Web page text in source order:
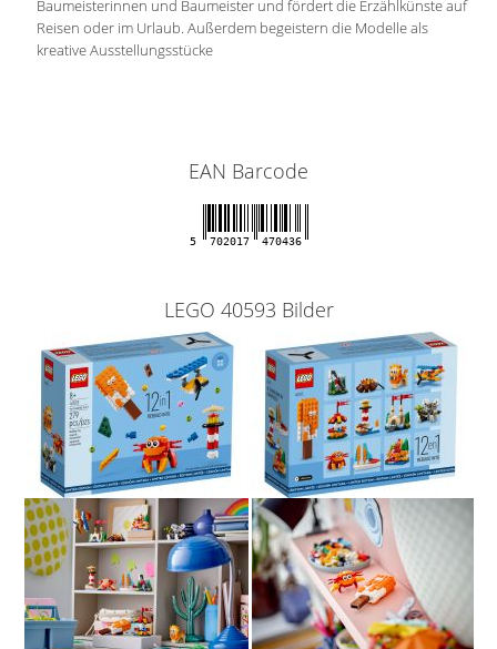
Baumeisterinnen und Baumeister und fördert die Erzählkünste auf
Reisen oder im Urlaub. Außerdem begeistern die Modelle als
kreative Ausstellungsstücke
EAN Barcode
5 702017 470436
LEGO 40593 Bilder